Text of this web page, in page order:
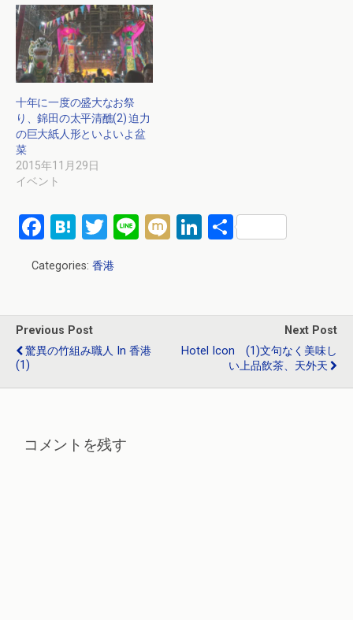
十年に一度の盛大なお祭
り、錦田の太平清醮(2) 迫力
の巨大紙人形といよいよ盆
菜
2015年11月29日
イベント
F
ce
o
o
H
e
a
T
wi
tt
Li
M
Li 共
Categories: 香港
Previous Post
驚異の竹組み職人 In 香港
(1)
Next Post
Hotel Icon (1)文句なく美味し
い上品飲茶、天外天
コメントを残す